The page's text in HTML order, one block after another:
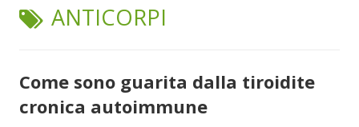
TAG:
ANTICORPI
Come sono guarita dalla tiroidite
cronica autoimmune